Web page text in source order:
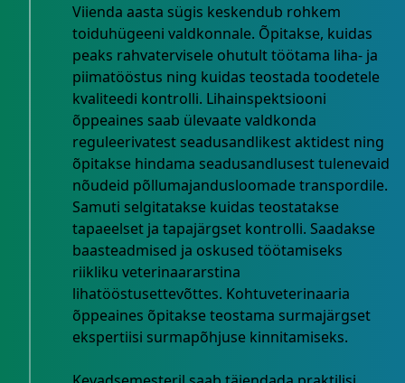
Viienda aasta sügis keskendub rohkem
toiduhügeeni valdkonnale. Õpitakse, kuidas
peaks rahvatervisele ohutult töötama liha- ja
piimatööstus ning kuidas teostada toodetele
kvaliteedi kontrolli. Lihainspektsiooni
õppeaines saab ülevaate valdkonda
reguleerivatest seadusandlikest aktidest ning
õpitakse hindama seadusandlusest tulenevaid
nõudeid põllumajandusloomade transpordile.
Samuti selgitatakse kuidas teostatakse
tapaeelset ja tapajärgset kontrolli. Saadakse
baasteadmised ja oskused töötamiseks
riikliku veterinaararstina
lihatööstusettevõttes. Kohtuveterinaaria
õppeaines õpitakse teostama surmajärgset
ekspertiisi surmapõhjuse kinnitamiseks.